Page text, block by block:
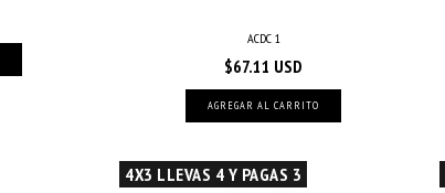
ACDC 1
$67.11 USD
AGREGAR AL CARRITO
4X3 LLEVAS 4 Y PAGAS 3